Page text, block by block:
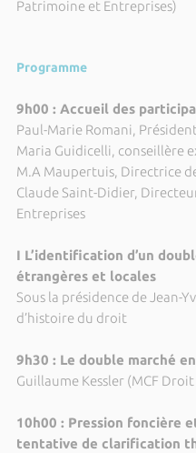
Patrimoine et Entreprises)
Programme
9h00 : Accueil des
Paul-Marie Romani,
Maria Guidicelli, conseillère
M.A Maupertuis, Directrice de
Claude Saint-Didier,
Entreprises
I L’identification d’un
étrangères et locales
Sous la présidence de Jean-
d’histoire du droit
9h30 : Le double marché
Guillaume Kessler (MCF
10h00 : Pression foncière
tentative de clarification